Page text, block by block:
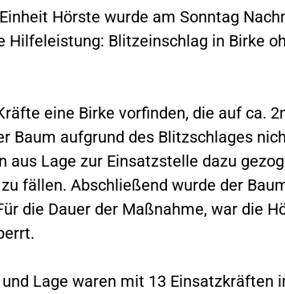
Hörste wurde am Sonntag
Hilfeleistung: Blitzeinschlag in Birke
eine Birke vorfinden, die auf ca.
Baum aufgrund des Blitzschlages
aus Lage zur Einsatzstelle dazu
fällen. Abschließend wurde der
die Dauer der Maßnahme, war die
Lage waren mit 13 Einsatzkräften